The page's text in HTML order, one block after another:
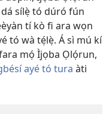
sílẹ̀ tó dúró fún
tí kò fi ara wọn
tó wà tẹ́lẹ̀. Á sì mú kí
mọ́ Ìjọba Ọlọ́run,
ayé tó tura àti